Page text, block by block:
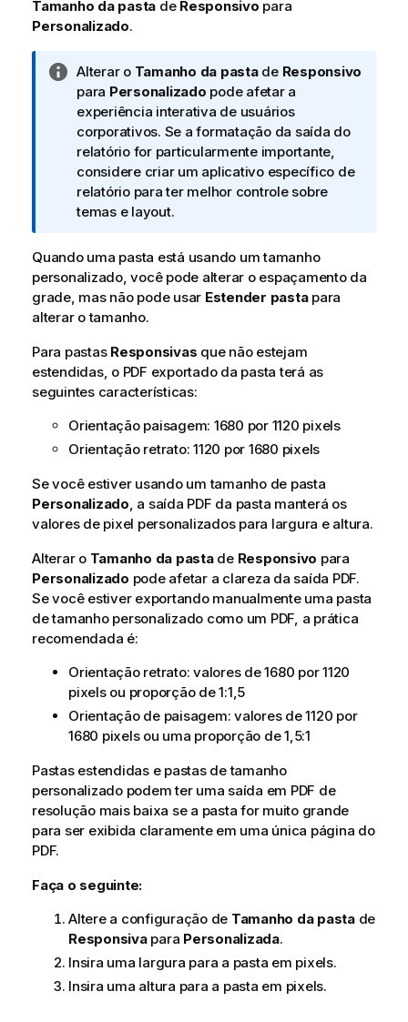
Tamanho da pasta de Responsivo para
Personalizado.
N
o
t
a
i
n
f
o
m
a
t
i
a
Alterar o Tamanho da pastade Responsivo
para Personalizado pode afetar a
experiência interativa de usuários
corporativos. Se a formatação da saída do
relatório for particularmente importante,
considere criar um aplicativo específico de
relatório para ter melhor controle sobre
temas e layout.
Quando uma pasta está usando um tamanho
personalizado, você pode alterar o espaçamento da
grade, mas não pode usar Estender pastapara
alterar o tamanho.
Para pastas Responsivas que não estejam
estendidas, o PDF exportado da pasta terá as
seguintes características:
Orientação paisagem: 1680 por 1120 pixels
Orientação retrato: 1120 por 1680 pixels
Se você estiver usando um tamanho de pasta
Personalizado , a saída PDF da pasta manterá os
valores de pixel personalizados para largura e altura.
Alterar o Tamanho da pastade Responsivo para
Personalizado pode afetar a clareza da saída PDF.
Se você estiver exportando manualmente uma pasta
de tamanho personalizado como um PDF , a prática
recomendada é:
Orientação retrato: valores de 1680 por 1120
pixels ou proporção de 1:1,5
Orientação de paisagem: valores de 1120 por
1680 pixels ou uma proporção de 1,5:1
Pastas estendidas e pastas de tamanho
personalizado podem ter uma saída em PDF de
resolução mais baixa se a pasta for muito grande
para ser exibida claramente em uma única página do
PDF.
Faça o seguinte:
Altere a configuração de Tamanho da pastade
Responsivapara Personalizada.
Insira uma largura para a pasta em pixels.
Insira uma altura para a pasta em pixels.